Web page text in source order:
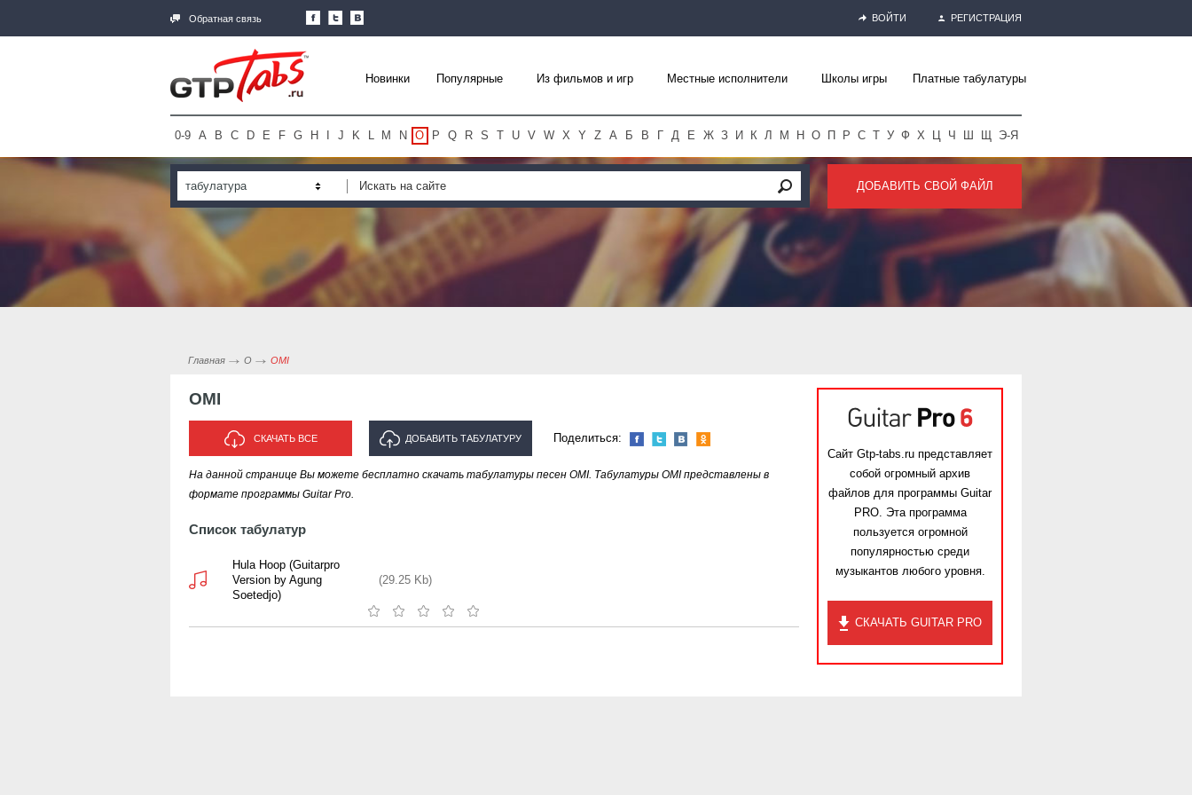
Обратная связь ВОЙТИ РЕГИСТРАЦИЯ
Новинки Популярные Из фильмов и игр Местные исполнители Школы игры Платные табулатуры
0-9 A B C D E F G H J K L M N O P Q R S T U V W X Y Z А Б В Г Д Е Ж З И К Л М Н О П Р С Т У Ф Х Ц Ч Ш Щ Э-Я
табулатура ДОБАВИТЬ СВОЙ ФАЙЛ
Главная O OMI
OMI
СКАЧАТЬ ВСЕ ДОБАВИТЬ ТАБУЛАТУРУ
ИСПОЛНИТЕЛЯ "OMI"
Поделиться:
На данной странице Вы можете бесплатно скачать табулатуры песен OMI. Табулатуры OMI представлены в
формате программы Guitar Pro.
Список табулатур
Hula Hoop (Guitarpro
Version by Agung
Soetedjo)
(29.25 Kb)
Сайт Gtp-tabs.ru представляет
собой огромный архив
файлов для программы Guitar
PRO. Эта программа
пользуется огромной
популярностью среди
музыкантов любого уровня.
СКАЧАТЬ GUITAR PRO